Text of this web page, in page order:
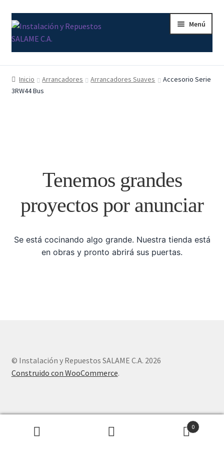
Ir
a
la
Ir
al
contenido
Menú
Inicio
Carrito
Finalizar compra
Sample Page
Inicio Arrancadores Arrancadores Suaves
Accesorio Serie
3RW44 Bus
Tenemos grandes
proyectos por anunciar
Se está cocinando algo grande. Nuestra tienda está
en obras y pronto abrirá sus puertas.
© Instalación y Repuestos SALAME C.A. 2026
Construido con WooCommerce.
0